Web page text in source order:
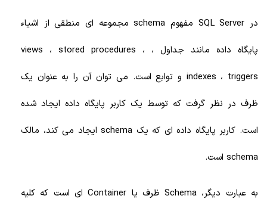
در SQL Server مفهوم schema مجموعه ای منطقی از اشیاء
پایگاه داده مانند جداول ، views ، stored procedures ،
indexes ، triggers و توابع است. می توان آن را به عنوان یک
ظرف در نظر گرفت که توسط یک کاربر پایگاه داده ایجاد شده
است. کاربر پایگاه داده ای که یک schema ایجاد می کند، مالک
schema است.
به عبارت دیگر، Schema ظرف یا Container ای است که کلیه